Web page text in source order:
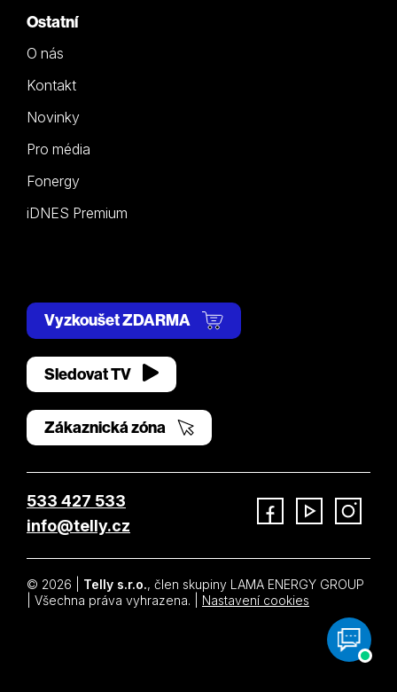
Ostatní
O nás
Kontakt
Novinky
Pro média
Fonergy
iDNES Premium
Vyzkoušet ZDARMA
Sledovat TV
Zákaznická zóna
533 427 533
info@telly.cz
© 2026 | Telly s.r.o., člen skupiny LAMA ENERGY GROUP
| Všechna práva vyhrazena. |
Nastavení cookies